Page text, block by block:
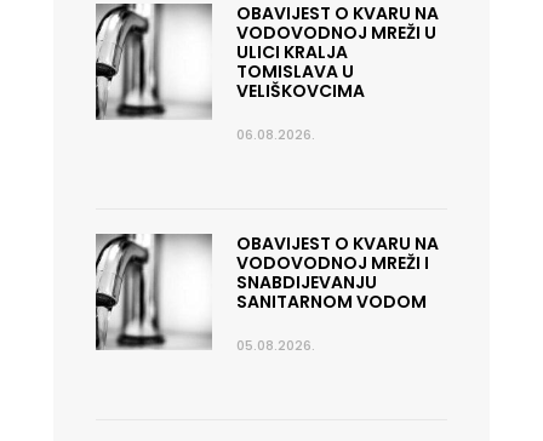
OBAVIJEST O KVARU NA
VODOVODNOJ MREŽI U
ULICI KRALJA
TOMISLAVA U
VELIŠKOVCIMA
06.08.2026.
OBAVIJEST O KVARU NA
VODOVODNOJ MREŽI I
SNABDIJEVANJU
SANITARNOM VODOM
05.08.2026.